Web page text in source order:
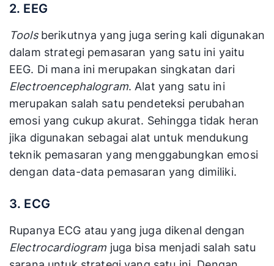
2. EEG
Tools berikutnya yang juga sering kali digunakan
dalam strategi pemasaran yang satu ini yaitu
EEG. Di mana ini merupakan singkatan dari
Electroencephalogram. Alat yang satu ini
merupakan salah satu pendeteksi perubahan
emosi yang cukup akurat. Sehingga tidak heran
jika digunakan sebagai alat untuk mendukung
teknik pemasaran yang menggabungkan emosi
dengan data-data pemasaran yang dimiliki.
3. ECG
Rupanya ECG atau yang juga dikenal dengan
Electrocardiogram juga bisa menjadi salah satu